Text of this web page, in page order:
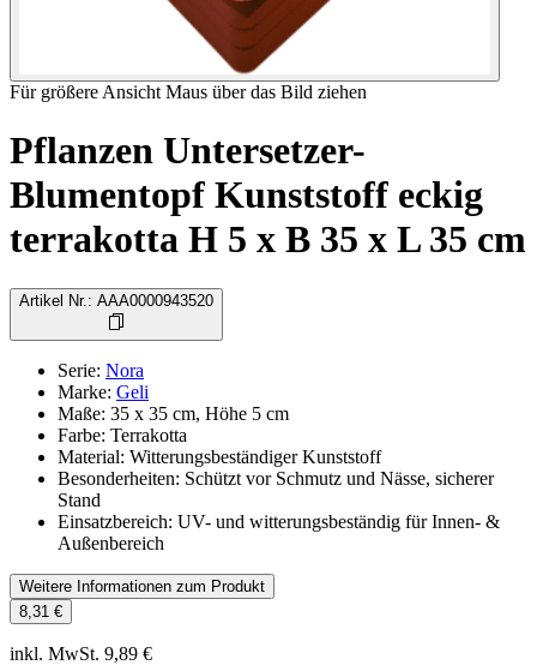
Für größere Ansicht Maus über das Bild ziehen
Pflanzen Untersetzer-
Blumentopf Kunststoff eckig
terrakotta H 5 x B 35 x L 35 cm
Artikel Nr. : AAA0000943520
Serie: Nora
Marke: Geli
Maße: 35 x 35 cm, Höhe 5 cm
Farbe: Terrakotta
Material: Witterungsbeständiger Kunststoff
Besonderheiten: Schützt vor Schmutz und Nässe, sicherer
Stand
Einsatzbereich: UV- und witterungsbeständig für Innen- &
Außenbereich
Weitere Informationen zum Produkt
8,31 €
inkl. MwSt. 9,89 €